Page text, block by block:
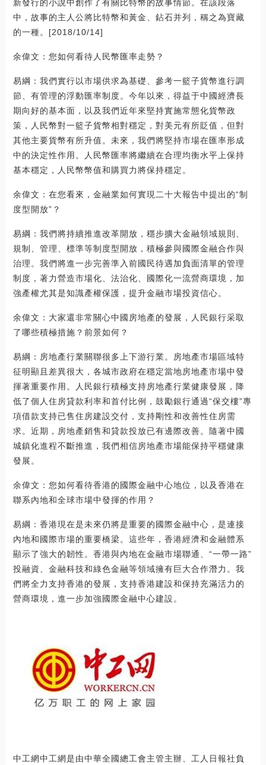
新發行的小說中創作了有關比特幣的故事情節。在該段落
中，故事的主人公將比特幣和黃金、鉆石并列，稱之為寶藏
的一種。[2018/10/14]
余偉文：您如何看待人民幣匯率走勢？
易綱：我們實行以市場供求為基礎、參考一籃子貨幣進行調
節、有管理的浮動匯率制度。今年以來，得益于中國經濟長
期向好的基本面，以及我們近年來堅持實施常態化貨幣政
策，人民幣對一籃子貨幣相對穩定，對美元有所貶值，但對
其他主要貨幣有所升值。未來，我們將堅持市場在匯率形成
中的決定性作用。人民幣匯率將繼續在合理均衡水平上保持
基本穩定，人民幣幣值和購買力將保持穩定。
余偉文：在您看來，金融業如何實現二十大報告中提出的“制
度型開放”？
易綱：我們將持續推進改革開放，穩步擴大金融領域規則、
規制、管理、標準等制度型開放，積極參與國際金融合作與
治理。我們將進一步完善準入前國民待遇加負面清單的管理
制度，著力營造市場化、法治化、國際化一流營商環境，加
強產權尤其是知識產權保護，提升金融市場投資信心。
余偉文：大家還非常關心中國房地產的發展，人民銀行采取
了哪些積極措施？前景如何？
易綱：房地產行業關聯很多上下游行業。房地產市場區域特
征明顯且差異很大，各城市政府在穩定當地房地產市場中發
揮著重要作用。人民銀行積極支持房地產行業健康發展，降
低了個人住房貸款利率和首付比例，鼓勵銀行通過“保交樓”專
項借款支持已售住房建設交付，支持剛性和改善性住房需
求。近期，房地產銷售和貸款投放已有邊際改善。隨著中國
城鎮化進程不斷推進，我們相信房地產市場能保持平穩健康
發展。
余偉文：您如何看待香港的國際金融中心地位，以及香港在
聯系內地和全球市場中發揮的作用？
易綱：香港現在是未來仍將是重要的國際金融中心，是連接
內地和國際市場的重要橋梁。這些年，香港經濟和金融體系
顯示了強大的韌性。香港與內地在金融市場聯通、“一帶一路”
投融資、金融科技和綠色金融等領域擁有巨大合作潛力。我
們將全力支持香港的發展，支持香港建設和保持充滿活力的
營商環境，進一步加強國際金融中心建設。
中工網中工網是由中華全國總工會主管主辦、工人日報社負